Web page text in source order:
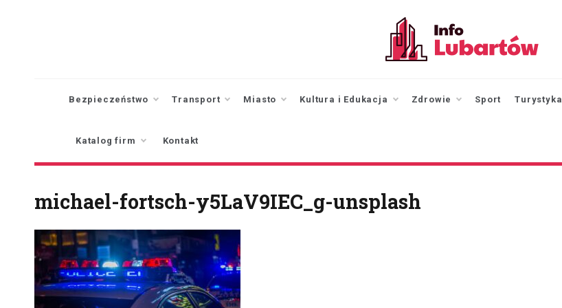
Bezpieczeństwo Transport Miasto Kultura i Edukacja Zdrowie Sport Turystyka
Katalog firm Kontakt
michael-fortsch-y5LaV9IEC_g-unsplash